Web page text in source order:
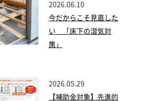
2026.06.10
今だからこそ見直した
い 「床下の湿気対
策」
2026.05.29
【補助金対象】先進的